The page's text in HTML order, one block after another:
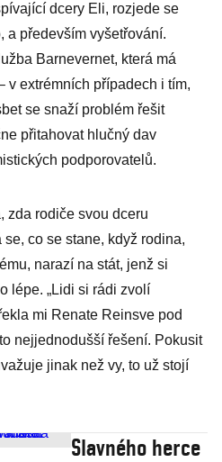
dcery Eli, rozjede se
a především vyšetřování.
Barnevernet, která má
v extrémních případech i tím,
se snaží problém řešit
přitahovat hlučný dav
podporovatelů.
zda rodiče svou dceru
co se stane, když rodina,
narazí na stát, jenž si
lépe. „Lidi si rádi zvolí
mi Renate Reinsve pod
nejjednodušší řešení. Pokusit
jinak než vy, to už stojí
Slavného herce